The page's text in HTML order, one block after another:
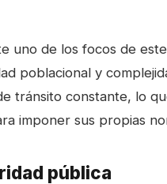
uno de los focos de
poblacional y
tránsito constante, lo
imponer sus propias
pública